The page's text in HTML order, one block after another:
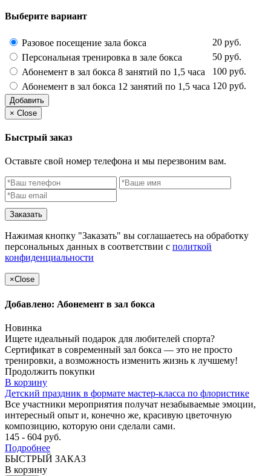
Выберите вариант
Разовое посещение зала бокса
20 руб.
Персональная тренировка в зале бокса
50 руб.
Абонемент в зал бокса 8 занятий по 1,5 часа
100 руб.
Абонемент в зал бокса 12 занятий по 1,5 часа 120 руб.
Добавить
× Close
Быстрый заказ
Оставьте свой номер телефона и мы перезвоним вам.
Заказать
Нажимая кнопку "Заказать" вы соглашаетесь на обработку
персональных данных в соответствии с политкой
конфиденциальности
×Close
Добавлено: Абонемент в зал бокса
Новинка
Ищете идеальный подарок для любителей спорта?
Сертификат в современный зал бокса — это не просто
тренировки, а возможность изменить жизнь к лучшему!
Продолжить покупки
В корзину
Детский праздник в формате мастер-класса по флористике
Все участники мероприятия получат незабываемые эмоции,
интересный опыт и, конечно же, красивую цветочную
композицию, которую они сделали сами.
145 - 604 руб.
Подробнее
БЫСТРЫЙ ЗАКАЗ
В корзину